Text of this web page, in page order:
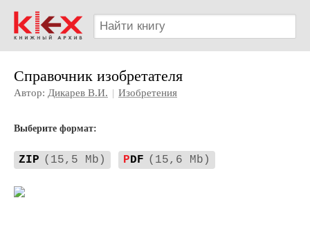
Справочник изобретателя
Автор: Дикарев В.И. | Изобретения
Выберите формат:
ZIP (15,5 Mb) PDF (15,6 Mb)